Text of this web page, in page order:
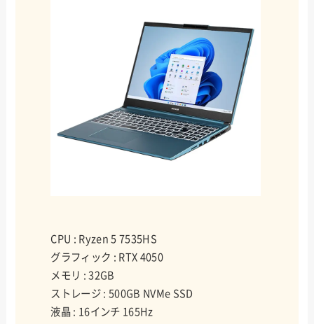
CPU : Ryzen 5 7535HS
グラフィック : RTX 4050
メモリ : 32GB
ストレージ : 500GB NVMe SSD
液晶 : 16インチ 165Hz